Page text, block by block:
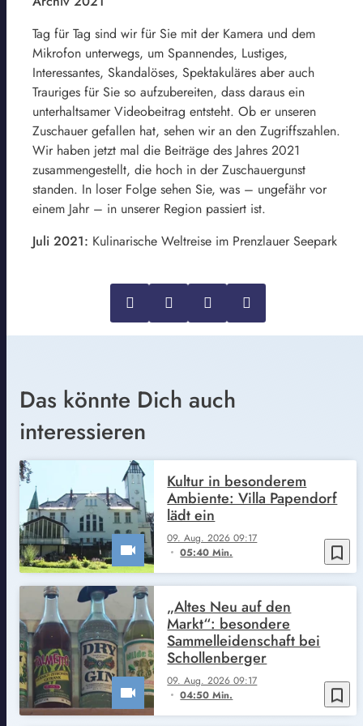
Tag für Tag sind wir für Sie mit der Kamera und dem
Mikrofon unterwegs, um Spannendes, Lustiges,
Interessantes, Skandalöses, Spektakuläres aber auch
Trauriges für Sie so aufzubereiten, dass daraus ein
unterhaltsamer Videobeitrag entsteht. Ob er unseren
Zuschauer gefallen hat, sehen wir an den Zugriffszahlen.
Wir haben jetzt mal die Beiträge des Jahres 2021
zusammengestellt, die hoch in der Zuschauergunst
standen. In loser Folge sehen Sie, was – ungefähr vor
einem Jahr – in unserer Region passiert ist.
Juli 2021: Kulinarische Weltreise im Prenzlauer Seepark
Das könnte Dich auch
interessieren
bookmark_border
09. Aug. 2026 09:17
05:40 Min.
Kultur in besonderem
Ambiente: Villa Papendorf
lädt ein
bookmark_border
09. Aug. 2026 09:17
04:50 Min.
„Altes Neu auf den
Markt“: besondere
Sammelleidenschaft bei
Schollenberger